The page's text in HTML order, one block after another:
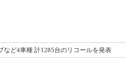
など4車種 計1285台のリコールを発表